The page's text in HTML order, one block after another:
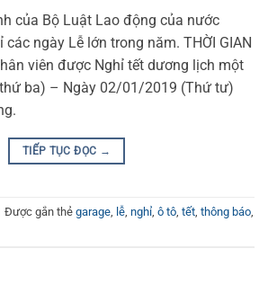
của Bộ Luật Lao động của nước
các ngày Lễ lớn trong năm. THỜI GIAN
viên được Nghỉ tết dương lịch một
ba) – Ngày 02/01/2019 (Thứ tư)
TIẾP TỤC ĐỌC →
Được gắn thẻ garage, lễ, nghỉ, ô tô, tết, thông báo,